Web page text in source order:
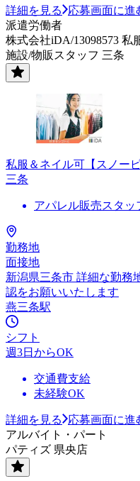
詳細を見る
応募画面に進
派遣労働者
株式会社iDA/13098573
施設/物販スタッフ 三条
私服＆ネイル可【スノー
三条
アパレル販売スタッ
勤務地
面接地
新潟県三条市 詳細な勤務
認をお願いいたします
燕三条駅
シフト
週3日からOK
交通費支給
未経験OK
詳細を見る
応募画面に進
アルバイト・パート
パティズ 県央店